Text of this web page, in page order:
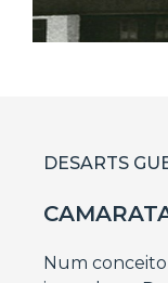
DESARTS
Num